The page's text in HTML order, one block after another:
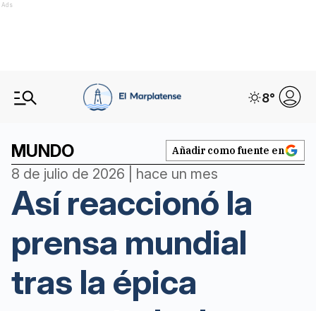
Ads
8°
MUNDO Añadir como fuente en
8 de julio de 2026 | hace un mes
Así reaccionó la
prensa mundial
tras la épica